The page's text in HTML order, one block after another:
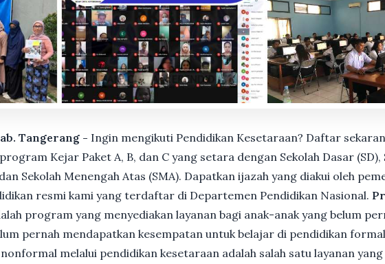
Tangerang - Ingin mengikuti Pendidikan Kesetaraan? Daftar
Kejar Paket A, B, dan C yang setara dengan Sekolah Dasar (SD),
Sekolah Menengah Atas (SMA). Dapatkan ijazah yang diakui oleh
resmi kami yang terdaftar di Departemen Pendidikan Nasional.
program yang menyediakan layanan bagi anak-anak yang belum
pernah mendapatkan kesempatan untuk belajar di pendidikan
melalui pendidikan kesetaraan adalah salah satu layanan